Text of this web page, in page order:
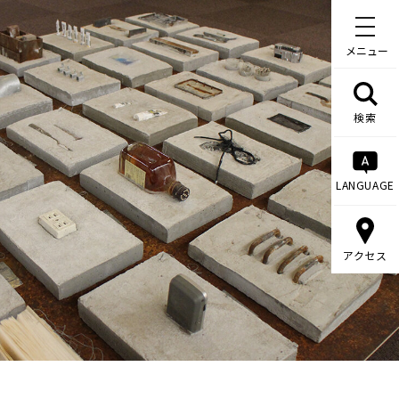
メニュー
検索
LANGUAGE
アクセス